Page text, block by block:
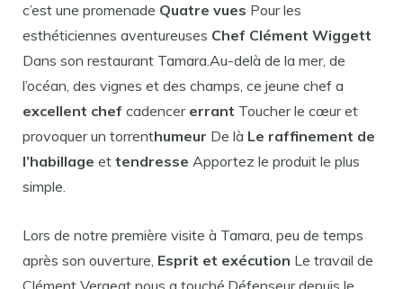
c’est une promenade Quatre vues Pour les
esthéticiennes aventureuses Chef Clément Wiggett
Dans son restaurant Tamara.Au-delà de la mer, de
l’océan, des vignes et des champs, ce jeune chef a
excellent chef cadencer errant Toucher le cœur et
provoquer un torrenthumeur De là Le raffinement de
l’habillage et tendresse Apportez le produit le plus
simple.
Lors de notre première visite à Tamara, peu de temps
après son ouverture, Esprit et exécution Le travail de
Clément Vergeat nous a touché.Défenseur depuis le